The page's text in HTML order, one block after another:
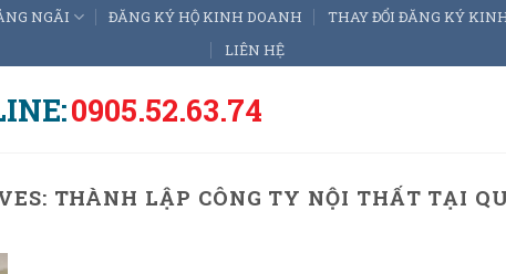
NGÃI ĐĂNG KÝ HỘ KINH DOANH THAY ĐỔI ĐĂNG KÝ
LIÊN HỆ
0905.52.63.74
THÀNH LẬP CÔNG TY NỘI THẤT TẠI